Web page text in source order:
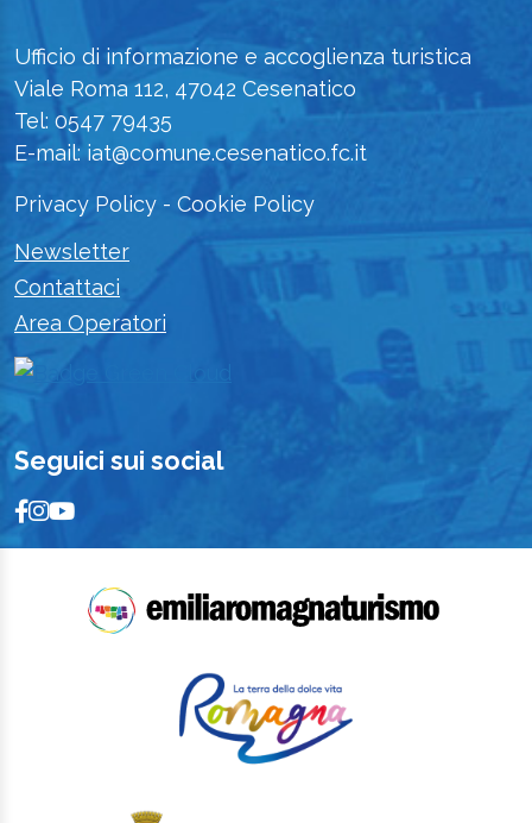
Ufficio di informazione e accoglienza turistica
Viale Roma 112, 47042 Cesenatico
Tel: 0547 79435
E-mail: iat@comune.cesenatico.fc.it
Privacy Policy - Cookie Policy
Newsletter
Contattaci
Area Operatori
Seguici sui social